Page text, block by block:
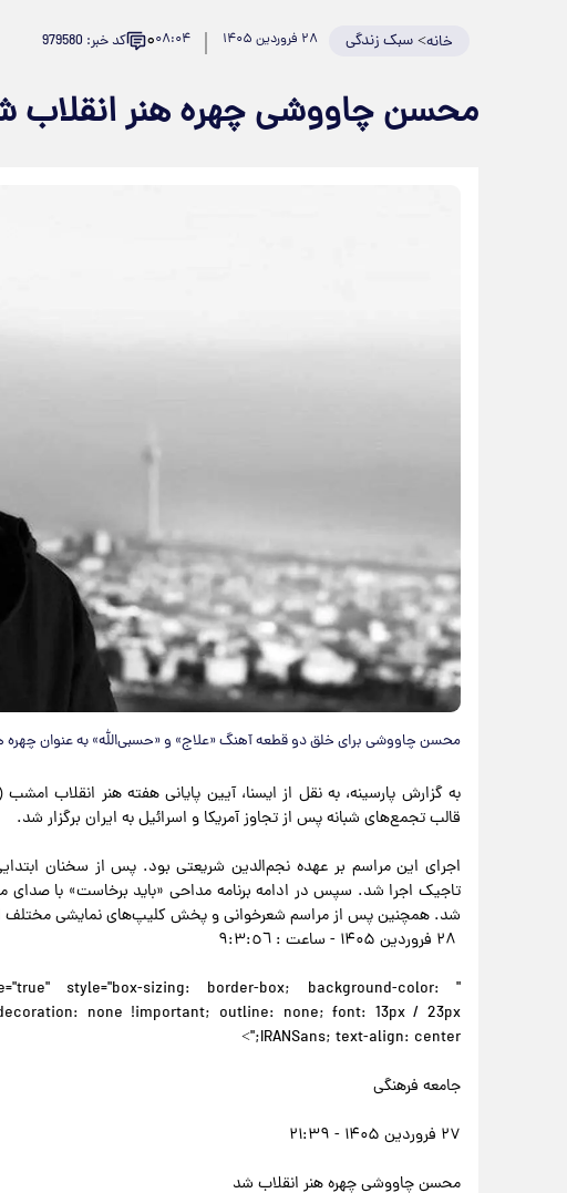
خانه>سبک زندگی ۲۸ فروردین ۱۴۰۵ ۰۸:۰۴۰ کد خبر: 979580
محسن چاووشی چهره هنر انقلاب
محسن چاووشی برای خلق دو قطعه آهنگ «علاج» و «حسبی‌الله» به‌ عنوان چهره
قالب تجمع‌های شبانه پس از تجاوز آمریکا و اسرائیل به ایران برگزار شد.
اجرای این مراسم بر عهده نجم‌الدین شریعتی بود. پس از سخنان
تاجیک اجرا شد. سپس در ادامه برنامه مداحی «باید برخاست» با
شد. همچنین پس از مراسم شعرخوانی و پخش کلیپ‌های نمایشی مختلف
style="box-sizing: border-box; background-color:
none !important; outline: none; font: 13px / 23px
IRANSans; text-align: center;">
جامعه فرهنگی
۲۷ فروردین ۱۴۰۵ - ۲۱:۳۹
محسن چاووشی چهره هنر انقلاب شد